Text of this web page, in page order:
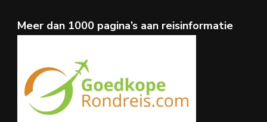
Meer dan 1000 pagina’s aan reisinformatie